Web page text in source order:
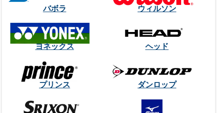
バボラ ウィルソン
ヨネックス ヘッド
プリンス ダンロップ